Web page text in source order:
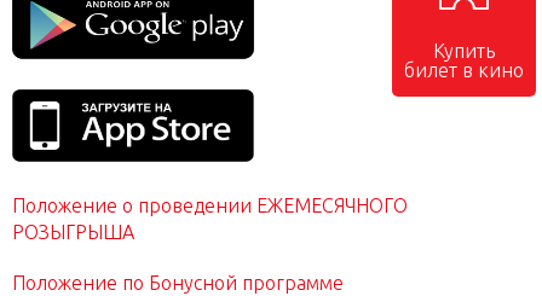
Положение о проведении ЕЖЕМЕСЯЧНОГО
РОЗЫГРЫША
Положение по Бонусной программе
Купить
билет в кино